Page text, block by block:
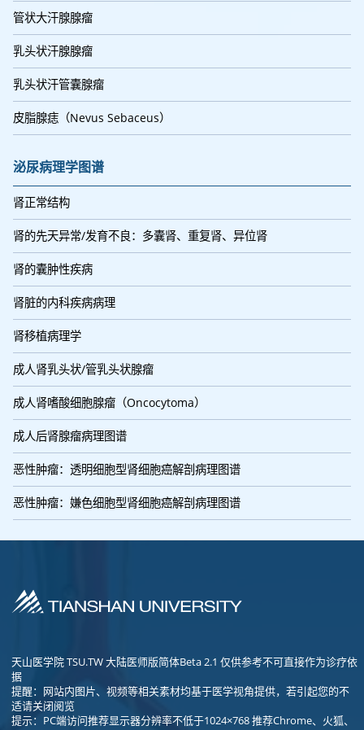
管状大汗腺腺瘤
乳头状汗腺腺瘤
乳头状汗管囊腺瘤
皮脂腺痣（Nevus Sebaceus）
泌尿病理学图谱
肾正常结构
肾的先天异常/发育不良：多囊肾、重复肾、异位肾
肾的囊肿性疾病
肾脏的内科疾病病理
肾移植病理学
成人肾乳头状/管乳头状腺瘤
成人肾嗜酸细胞腺瘤（Oncocytoma）
成人后肾腺瘤病理图谱
恶性肿瘤：透明细胞型肾细胞癌解剖病理图谱
恶性肿瘤：嫌色细胞型肾细胞癌解剖病理图谱
天山医学院 TSU.TW 大陆医师版简体Beta 2.1 仅供参考不可直接作为诊疗依
据
提醒：网站内图片、视频等相关素材均基于医学视角提供，若引起您的不
适请关闭阅览
提示：PC端访问推荐显示器分辨率不低于1024×768 推荐Chrome、火狐、